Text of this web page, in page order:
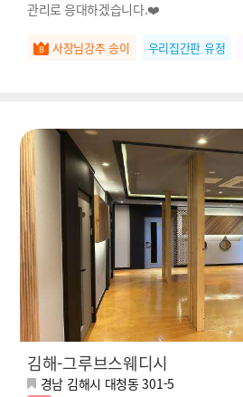
관리로 응대하겠습니다.❤️
사장님강추 송이 우리집간판 유정
김해-그루브스웨디시
경남 김해시 대청동 301-5